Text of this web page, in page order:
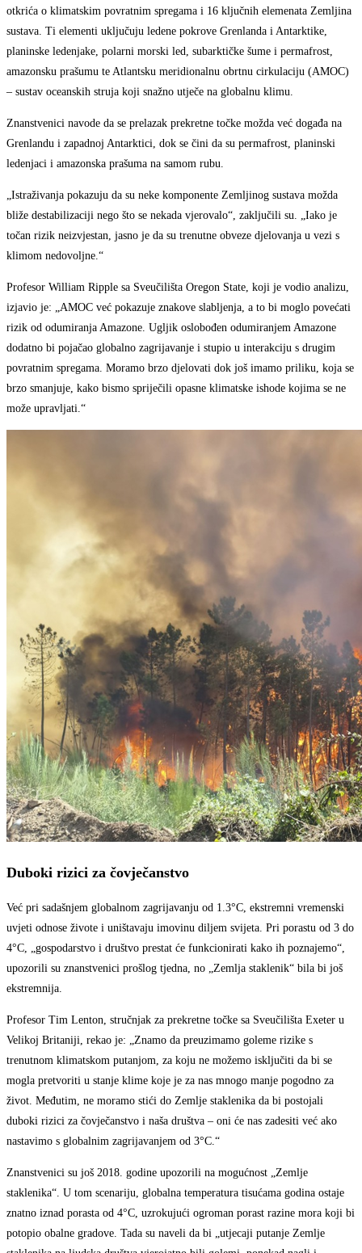
otkrića o klimatskim povratnim spregama i 16 ključnih elemenata Zemljina
sustava. Ti elementi uključuju ledene pokrove Grenlanda i Antarktike,
planinske ledenjake, polarni morski led, subarktičke šume i permafrost,
amazonsku prašumu te Atlantsku meridionalnu obrtnu cirkulaciju (AMOC)
– sustav oceanskih struja koji snažno utječe na globalnu klimu.
Znanstvenici navode da se prelazak prekretne točke možda već događa na
Grenlandu i zapadnoj Antarktici, dok se čini da su permafrost, planinski
ledenjaci i amazonska prašuma na samom rubu.
„Istraživanja pokazuju da su neke komponente Zemljinog sustava možda
bliže destabilizaciji nego što se nekada vjerovalo“, zaključili su. „Iako je
točan rizik neizvjestan, jasno je da su trenutne obveze djelovanja u vezi s
klimom nedovoljne.“
Profesor William Ripple sa Sveučilišta Oregon State, koji je vodio analizu,
izjavio je: „AMOC već pokazuje znakove slabljenja, a to bi moglo povećati
rizik od odumiranja Amazone. Ugljik oslobođen odumiranjem Amazone
dodatno bi pojačao globalno zagrijavanje i stupio u interakciju s drugim
povratnim spregama. Moramo brzo djelovati dok još imamo priliku, koja se
brzo smanjuje, kako bismo spriječili opasne klimatske ishode kojima se ne
može upravljati.“
Duboki rizici za čovječanstvo
Već pri sadašnjem globalnom zagrijavanju od 1.3°C, ekstremni vremenski
uvjeti odnose živote i uništavaju imovinu diljem svijeta. Pri porastu od 3 do
4°C, „gospodarstvo i društvo prestat će funkcionirati kako ih poznajemo“,
upozorili su znanstvenici prošlog tjedna, no „Zemlja staklenik“ bila bi još
ekstremnija.
Profesor Tim Lenton, stručnjak za prekretne točke sa Sveučilišta Exeter u
Velikoj Britaniji, rekao je: „Znamo da preuzimamo goleme rizike s
trenutnom klimatskom putanjom, za koju ne možemo isključiti da bi se
mogla pretvoriti u stanje klime koje je za nas mnogo manje pogodno za
život. Međutim, ne moramo stići do Zemlje staklenika da bi postojali
duboki rizici za čovječanstvo i naša društva – oni će nas zadesiti već ako
nastavimo s globalnim zagrijavanjem od 3°C.“
Znanstvenici su još 2018. godine upozorili na mogućnost „Zemlje
staklenika“. U tom scenariju, globalna temperatura tisućama godina ostaje
znatno iznad porasta od 4°C, uzrokujući ogroman porast razine mora koji bi
potopio obalne gradove. Tada su naveli da bi „utjecaji putanje Zemlje